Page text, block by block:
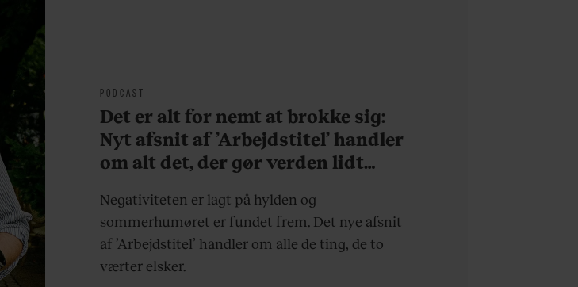
PODCAST
Det er alt for nemt at brokke sig:
Nyt afsnit af ’Arbejdstitel’ handler
om alt det, der gør verden lidt
Negativiteten er lagt på hylden og
sommerhumøret er fundet frem. Det nye afsnit
af ’Arbejdstitel’ handler om alle de ting, de to
værter elsker.